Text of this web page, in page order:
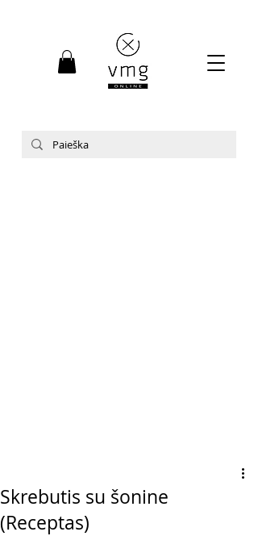
Skrebutis su šonine
(Receptas)